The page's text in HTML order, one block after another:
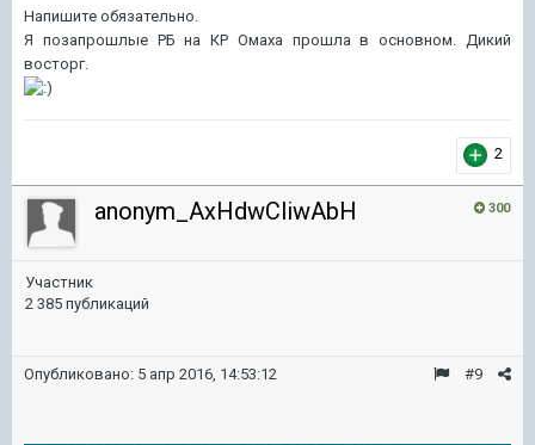
Напишите обязательно.
Я позапрошлые РБ на КР Омаха прошла в основном. Дикий
восторг.
2
300
anonym_AxHdwCliwAbH
Участник
2 385 публикаций
#9
Опубликовано: 5 апр 2016, 14:53:12